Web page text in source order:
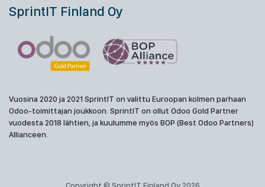
SprintIT Finland Oy
Vuosina 2020 ja 2021 SprintIT on valittu Euroopan kolmen parhaan
Odoo-toimittajan joukkoon. SprintIT on ollut Odoo Gold Partner
vuodesta 2018 lähtien, ja kuulumme myös BOP (Best Odoo Partners)
Allianceen.
Copyright © SprintIT Finland Oy 2026